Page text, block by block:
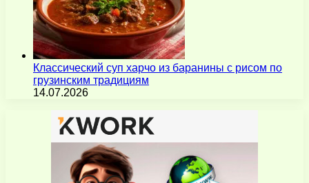
Классический суп харчо из баранины с рисом по
грузинским традициям
14.07.2026